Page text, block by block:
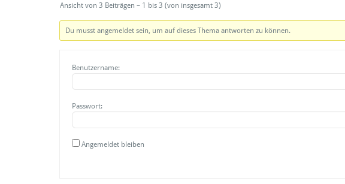
Ansicht von 3 Beiträgen – 1 bis 3 (von insgesamt 3)
Du musst angemeldet sein, um auf dieses Thema antworten zu können.
Benutzername:
Passwort:
Angemeldet bleiben